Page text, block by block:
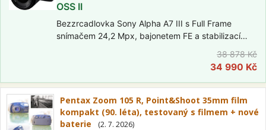
OSS II
Bezzrcadlovka Sony Alpha A7 III s Full Frame
snímačem 24,2 Mpx, bajonetem FE a stabilizací
2,36 Mpx, výklopný dotykový displej, video ve 4K.
38 878 Kč
34 990 Kč
Pentax Zoom 105 R, Point&Shoot 35mm film
kompakt (90. léta), testovaný s filmem + nové
baterie
(2. 7. 2026)